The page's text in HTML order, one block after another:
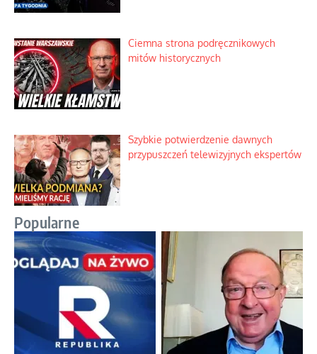
Ciemna strona podręcznikowych
mitów historycznych
Szybkie potwierdzenie dawnych
przypuszczeń telewizyjnych ekspertów
Popularne